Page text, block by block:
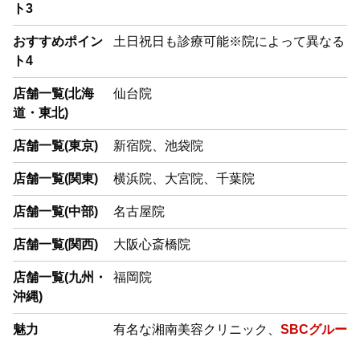
ト3
おすすめポイン
ト4
土日祝日も診療可能※院によって異なる
店舗一覧(北海
道・東北)
仙台院
店舗一覧(東京) 新宿院、池袋院
店舗一覧(関東) 横浜院、大宮院、千葉院
店舗一覧(中部) 名古屋院
店舗一覧(関西) 大阪心斎橋院
店舗一覧(九州・
沖縄)
福岡院
魅力 有名な湘南美容クリニック、 SBCグルー